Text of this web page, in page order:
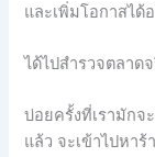
และเพิ่มโอกาสได้
ได้ไปสำรวจตลาด
บ่อยครั้งที่เรามักจ
แล้ว จะเข้าไปหา